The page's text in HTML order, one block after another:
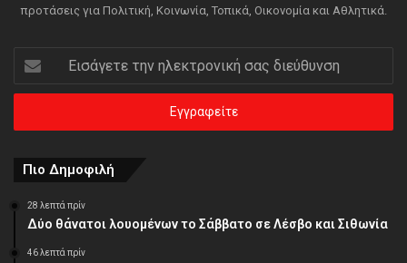
προτάσεις για Πολιτική, Κοινωνία, Τοπικά, Οικονομία και Αθλητικά.
Εισάγετε
την
ηλεκτρονική
διεύθυνση
Πιο Δημοφιλή
28 λεπτά πρίν
Δύο θάνατοι λουομένων το Σάββατο σε Λέσβο και Σιθωνία
46 λεπτά πρίν